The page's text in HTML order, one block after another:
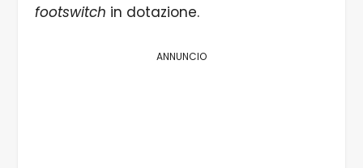
footswitch in dotazione.
ANNUNCIO